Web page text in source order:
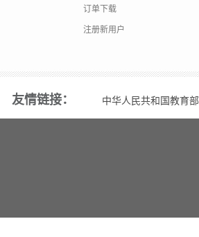
订单下载
注册新用户
友情链接： 中华人民共和国教育部